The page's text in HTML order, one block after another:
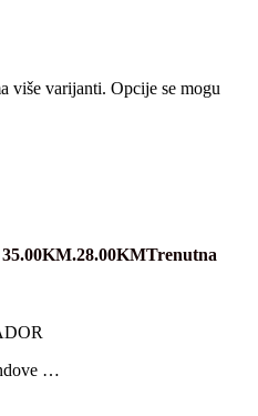
više varijanti. Opcije se mogu
28.00KMTrenutna
…